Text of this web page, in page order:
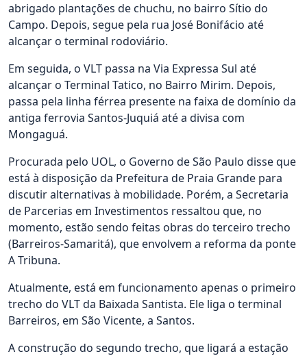
abrigado plantações de chuchu, no bairro Sítio do
Campo. Depois, segue pela rua José Bonifácio até
alcançar o terminal rodoviário.
Em seguida, o VLT passa na Via Expressa Sul até
alcançar o Terminal Tatico, no Bairro Mirim. Depois,
passa pela linha férrea presente na faixa de domínio da
antiga ferrovia Santos-Juquiá até a divisa com
Mongaguá.
Procurada pelo UOL, o Governo de São Paulo disse que
está à disposição da Prefeitura de Praia Grande para
discutir alternativas à mobilidade. Porém, a Secretaria
de Parcerias em Investimentos ressaltou que, no
momento, estão sendo feitas obras do terceiro trecho
(Barreiros-Samaritá), que envolvem a reforma da ponte
A Tribuna.
Atualmente, está em funcionamento apenas o primeiro
trecho do VLT da Baixada Santista. Ele liga o terminal
Barreiros, em São Vicente, a Santos.
A construção do segundo trecho, que ligará a estação